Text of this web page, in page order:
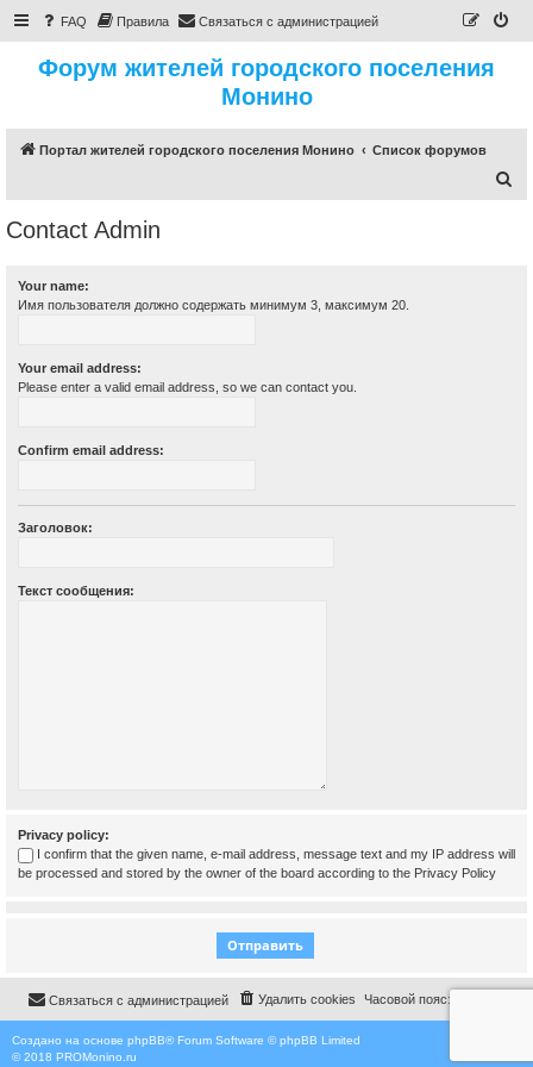
FAQ Правила Связаться с администрацией
Форум жителей городского поселения
Монино
Портал жителей городского поселения Монино
Список форумов
Contact Admin
Your name:
Имя пользователя должно содержать минимум 3, максимум 20.
Your email address:
Please enter a valid email address, so we can contact you.
Confirm email address:
Заголовок:
Текст сообщения:
Privacy policy:
I confirm that the given name, e-mail address, message text and my IP address will
be processed and stored by the owner of the board according to the Privacy Policy
Часовой пояс:
Удалить cookies
Связаться с администрацией
Создано на основе phpBB® Forum Software © phpBB Limited
© 2018 PROMonino.ru